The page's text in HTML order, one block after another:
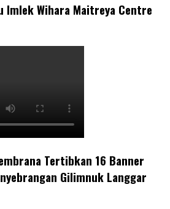
Imlek Wihara Maitreya Centre
Tertibkan 16 Banner
Gilimnuk Langgar